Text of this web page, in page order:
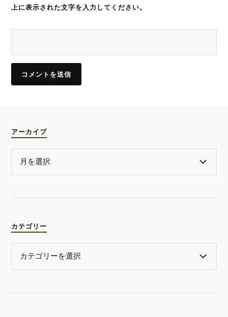
上に表示された文字を入力してください。
アーカイブ
カテゴリー